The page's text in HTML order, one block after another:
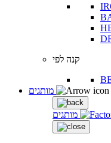
קנה לפי
מותגים